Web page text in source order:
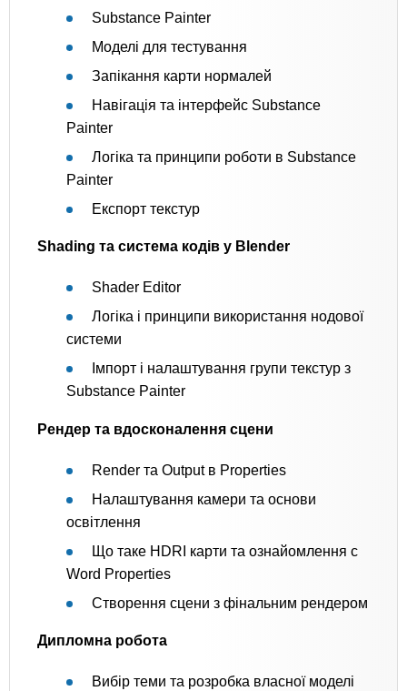
Substance Painter
Моделі для тестування
Запікання карти нормалей
Навігація та інтерфейс Substance
Painter
Логіка та принципи роботи в Substance
Painter
Експорт текстур
Shading та система кодів у Blender
Shader Editor
Логіка і принципи використання нодової
системи
Імпорт і налаштування групи текстур з
Substance Painter
Рендер та вдосконалення сцени
Render та Output в Properties
Налаштування камери та основи
освітлення
Що таке HDRI карти та ознайомлення с
Word Properties
Створення сцени з фінальним рендером
Дипломна робота
Вибір теми та розробка власної моделі